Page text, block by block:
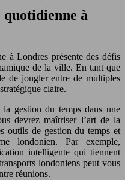
à
à Londres présente des défis
de la ville. En tant que
de jongler entre de multiples
claire.
gestion du temps dans une
devrez maîtriser l’art de la
outils de gestion du temps et
londonien. Par exemple,
intelligente qui tiennent
londoniens peut vous
réunions.